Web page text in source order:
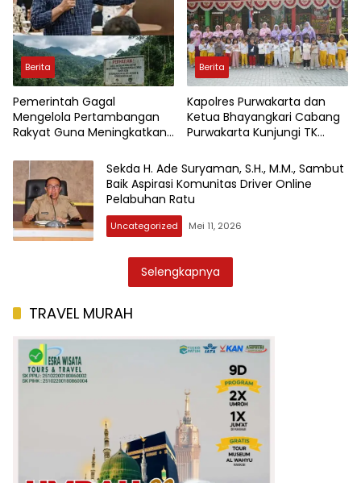
Kejadian
Berita
Pemerintah Gagal
Mengelola Pertambangan
Rakyat Guna Meningkatkan
Berita
Kapolres Purwakarta dan
Ketua Bhayangkari Cabang
Purwakarta Kunjungi TK
Wujudkan Kepedulian
Terhadap Pendidikan Anak
Usia Dini
Sekda H. Ade Suryaman, S.H., M.M., Sambut
Baik Aspirasi Komunitas Driver Online
Pelabuhan Ratu
Uncategorized Mei 11, 2026
Selengkapnya
TRAVEL MURAH